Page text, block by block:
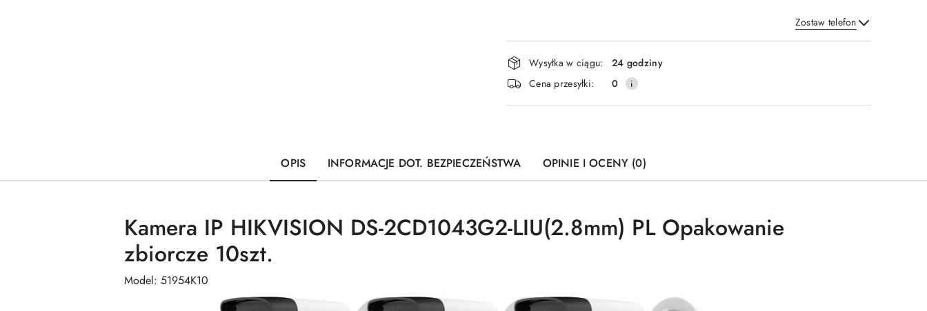
Zostaw telefon
Wyślij
Dostępność
i
dostawa
Wysyłka w ciągu:
24 godziny
Cena przesyłki:
0
OPIS INFORMACJE DOT. BEZPIECZEŃSTWA OPINIE I OCENY (0)
Kamera IP HIKVISION DS-2CD1043G2-LIU(2.8mm) PL Opakowanie
zbiorcze 10szt.
Model: 51954K10